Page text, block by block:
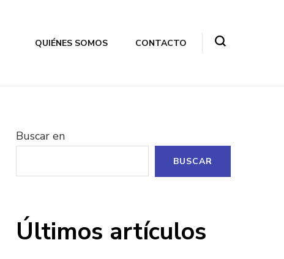
QUIÉNES SOMOS CONTACTO
Buscar en
BUSCAR
Últimos artículos